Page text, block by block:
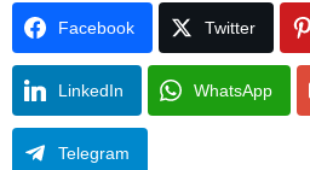
Facebook Twitter
LinkedIn WhatsApp
Telegram